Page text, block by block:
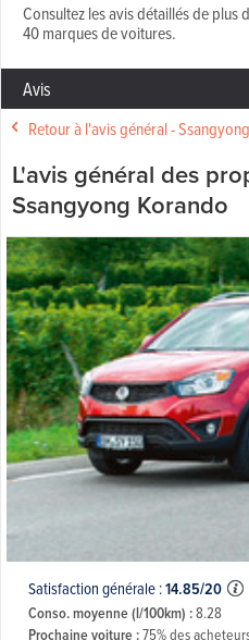
Consultez les avis détaillés de plus
40 marques de voitures.
Avis
Retour à l'avis général - Ssangyong
L'avis général des
Ssangyong Korando
Satisfaction générale :14.85/20
Conso. moyenne (l/100km) :8.28
Prochaine voiture :75% des